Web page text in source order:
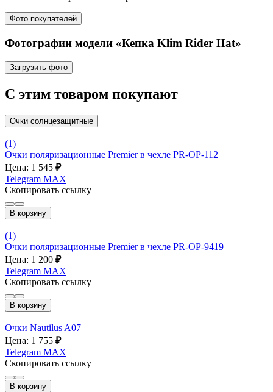
Фото покупателей
Фотографии модели «Кепка Klim Rider Hat»
Загрузить фото
С этим товаром покупают
Очки солнцезащитные
(1)
Очки поляризационные Premier в чехле PR-OP-112
Цена: 1 545 ₽
Telegram MAX
Скопировать ссылку
В корзину
(1)
Очки поляризационные Premier в чехле PR-OP-9419
Цена: 1 200 ₽
Telegram MAX
Скопировать ссылку
В корзину
Очки Nautilus A07
Цена: 1 755 ₽
Telegram MAX
Скопировать ссылку
В корзину